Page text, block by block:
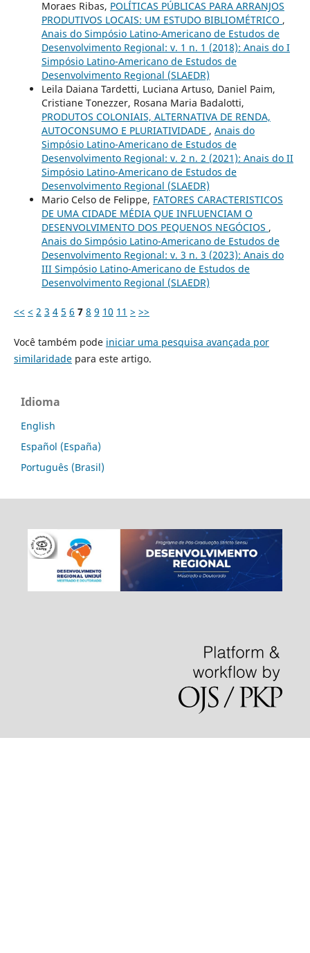
Moraes Ribas, POLÍTICAS PÚBLICAS PARA ARRANJOS
PRODUTIVOS LOCAIS: UM ESTUDO BIBLIOMÉTRICO ,
Anais do Simpósio Latino-Americano de Estudos de
Desenvolvimento Regional: v. 1 n. 1 (2018): Anais do I
Simpósio Latino-Americano de Estudos de
Desenvolvimento Regional (SLAEDR)
Leila Daiana Tardetti, Luciana Artuso, Daniel Paim,
Cristiane Tonezzer, Rosana Maria Badalotti,
PRODUTOS COLONIAIS, ALTERNATIVA DE RENDA,
AUTOCONSUMO E PLURIATIVIDADE , Anais do
Simpósio Latino-Americano de Estudos de
Desenvolvimento Regional: v. 2 n. 2 (2021): Anais do II
Simpósio Latino-Americano de Estudos de
Desenvolvimento Regional (SLAEDR)
Mario Celso de Felippe, FATORES CARACTERISTICOS
DE UMA CIDADE MÉDIA QUE INFLUENCIAM O
DESENVOLVIMENTO DOS PEQUENOS NEGÓCIOS ,
Anais do Simpósio Latino-Americano de Estudos de
Desenvolvimento Regional: v. 3 n. 3 (2023): Anais do
III Simpósio Latino-Americano de Estudos de
Desenvolvimento Regional (SLAEDR)
<< < 2 3 4 5 6 7 8 9 10 11 > >>
Você também pode iniciar uma pesquisa avançada por
similaridadepara este artigo.
Idioma
English
Español (España)
Português (Brasil)